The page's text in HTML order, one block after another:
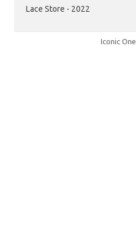
Lace Store - 2022
Iconic One